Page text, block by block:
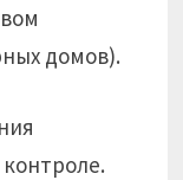
домов).
контроле.